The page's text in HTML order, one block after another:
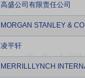
高盛公司有限责任公司
MORGAN STANLEY &
凌平轩
MERRILLLYNCH